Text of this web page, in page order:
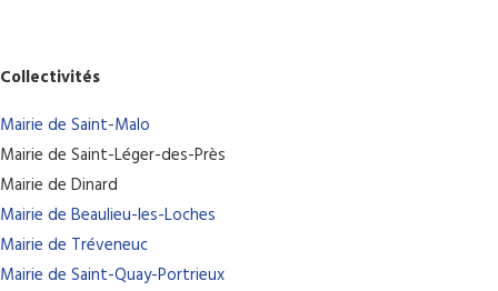
Collectivités
Mairie de Saint-Malo
Mairie de Saint-Léger-des-Près
Mairie de Dinard
Mairie de Beaulieu-les-Loches
Mairie de Tréveneuc
Mairie de Saint-Quay-Portrieux